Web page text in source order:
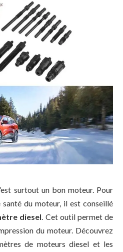
surtout un bon moteur. Pour
santé du moteur, il est conseillé
diesel. Cet outil permet de
du moteur. Découvrez
de moteurs diesel et les